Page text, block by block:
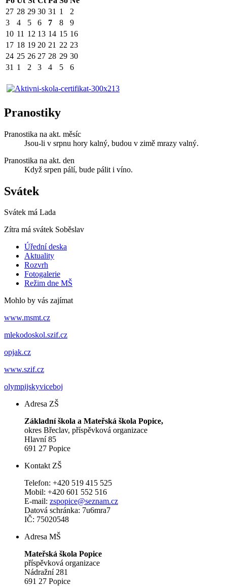
27 28 29 30 31 1
2
3
4 5 6 7 8
9
10 11 12 13 14 15 16
17 18 19 20 21 22 23
24 25 26 27 28 29 30
31 1 2 3 4 5 6
Pranostiky
Pranostika na akt. měsíc
Jsou-li v srpnu hory kalný, budou v zimě mrazy valný.
Pranostika na akt. den
Když srpen pálí, bude pálit i víno.
Svátek
Svátek má Lada
Zítra má svátek Soběslav
Úřední deska
Aktuality
Rozvrh
Fotogalerie
Režim dne MŠ
Mohlo by vás zajímat
www.msmt.cz
mlekodoskol.szif.cz
opjak.cz
www.szif.cz
olympijskyviceboj
Adresa ZŠ
Základní škola a Mateřská škola Popice,
okres Břeclav, příspěvková organizace
Hlavní 85
691 27 Popice
Kontakt ZŠ
Telefon: +420 519 415 525
Mobil: +420 601 552 516
E-mail: zspopice@seznam.cz
Datová schránka: 7u6mra7
IČ: 75020548
Adresa MŠ
Mateřská škola Popice
příspěvková organizace
Nádražní 281
691 27 Popice